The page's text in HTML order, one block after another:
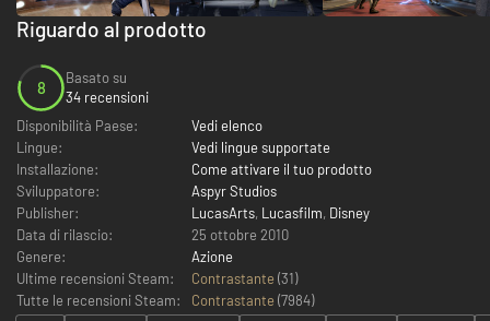
Riguardo al prodotto
8
Basato su
34 recensioni
Disponibilità Paese:
Vedi elenco
Lingue:
Vedi lingue supportate
Installazione:
Come attivare il tuo prodotto
Sviluppatore:
Aspyr Studios
Publisher:
LucasArts, Lucasfilm, Disney
Data di rilascio:
25 ottobre 2010
Genere:
Azione
Ultime recensioni Steam:
Contrastante (31)
Tutte le recensioni Steam:
Contrastante (7984)